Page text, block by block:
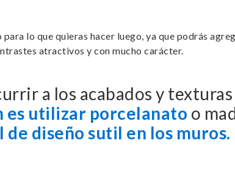
lo que quieras hacer luego, ya que podrás
atractivos y con mucho carácter.
a los acabados y
es utilizar porcelanato o
de diseño sutil en los muros.